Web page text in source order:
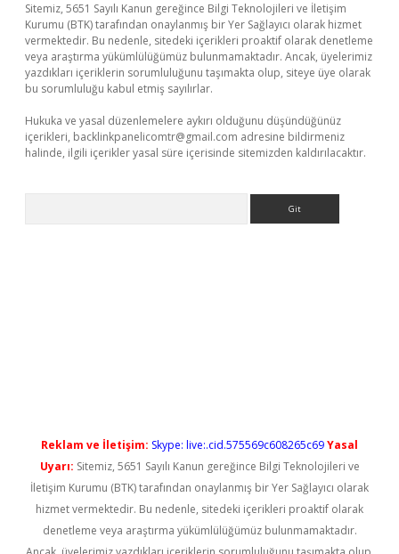
Sitemiz, 5651 Sayılı Kanun gereğince Bilgi Teknolojileri ve İletişim
Kurumu (BTK) tarafından onaylanmış bir Yer Sağlayıcı olarak hizmet
vermektedir. Bu nedenle, sitedeki içerikleri proaktif olarak denetleme
veya araştırma yükümlülüğümüz bulunmamaktadır. Ancak, üyelerimiz
yazdıkları içeriklerin sorumluluğunu taşımakta olup, siteye üye olarak
bu sorumluluğu kabul etmiş sayılırlar.
Hukuka ve yasal düzenlemelere aykırı olduğunu düşündüğünüz
içerikleri, backlinkpanelicomtr@gmail.com adresine bildirmeniz
halinde, ilgili içerikler yasal süre içerisinde sitemizden kaldırılacaktır.
Reklam ve İletişim: Skype: live:.cid.575569c608265c69Yasal
Uyarı: Sitemiz, 5651 Sayılı Kanun gereğince Bilgi Teknolojileri ve
İletişim Kurumu (BTK) tarafından onaylanmış bir Yer Sağlayıcı olarak
hizmet vermektedir. Bu nedenle, sitedeki içerikleri proaktif olarak
denetleme veya araştırma yükümlülüğümüz bulunmamaktadır.